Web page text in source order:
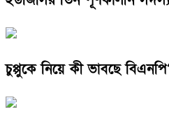
চুপ্পুকে নিয়ে কী ভাবছে